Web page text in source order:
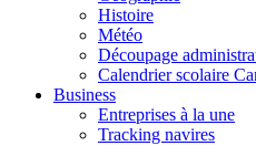
Histoire
Météo
Découpage
Calendrier scolaire
Business
Entreprises à la une
Tracking navires